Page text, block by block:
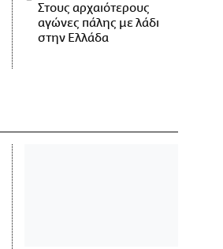
Στους αρχαιότερους
αγώνες πάλης με λάδι
στην Ελλάδα